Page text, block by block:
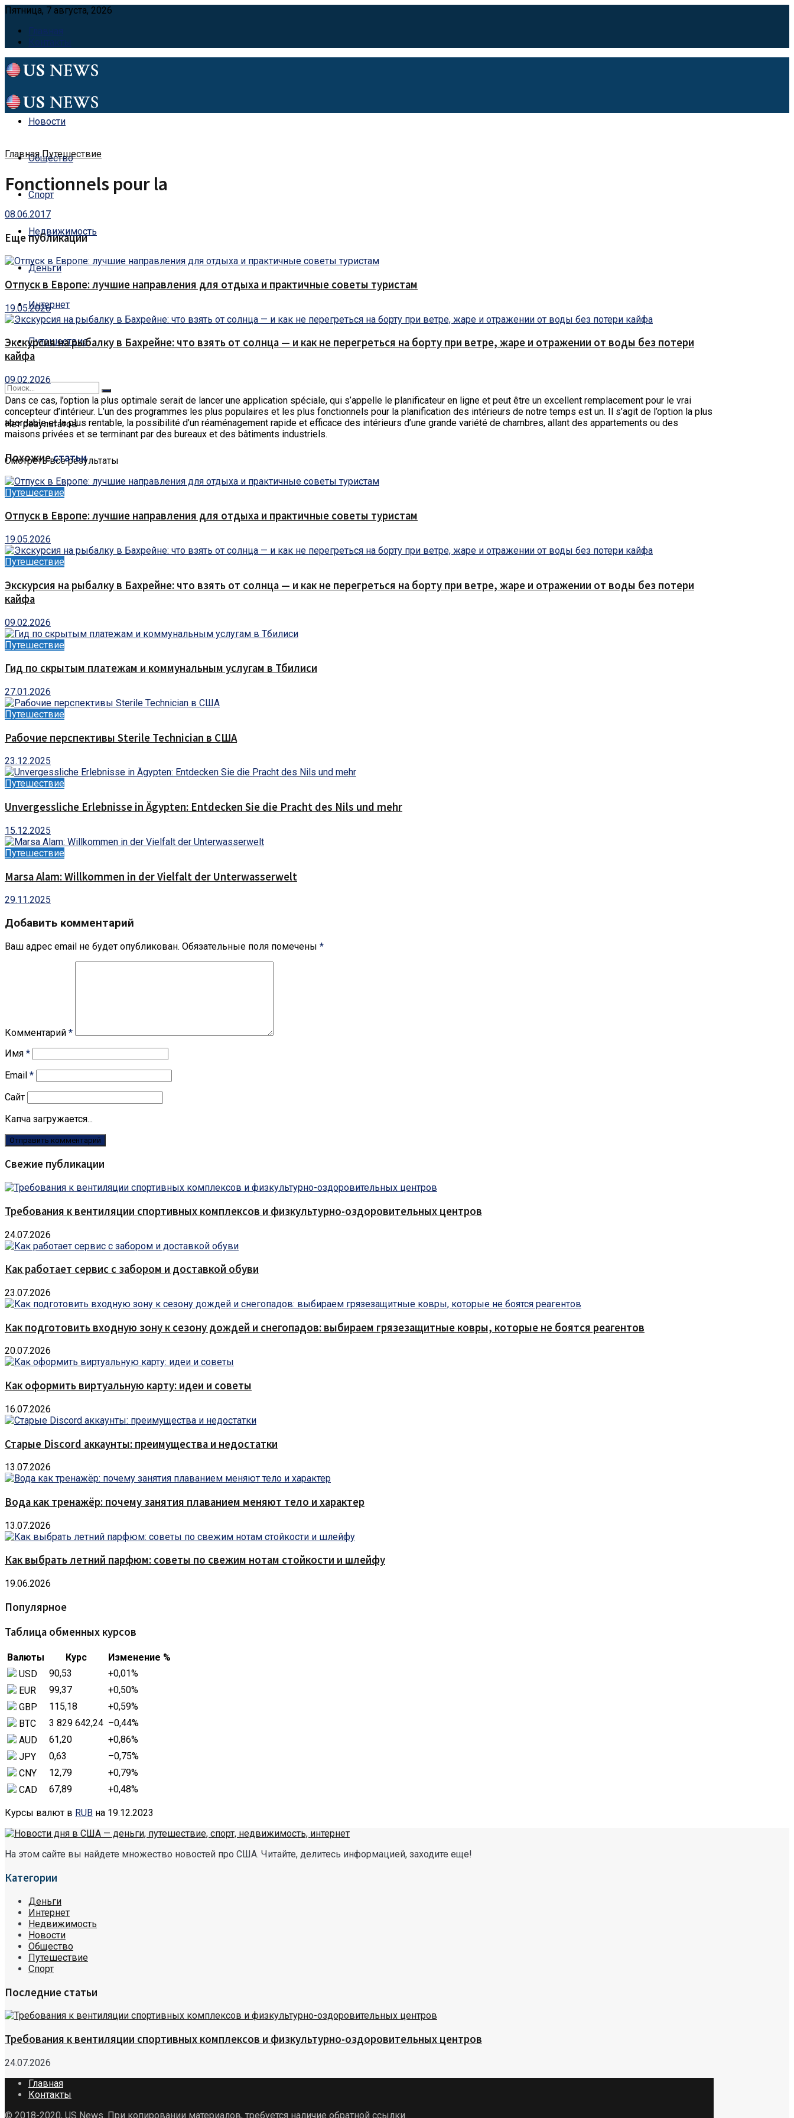
Пятница, 7 августа, 2026
Главная
Контакты
Новости
Общество
Спорт
Недвижимость
Деньги
Интернет
Путешествие
Нет результатов
Смотреть все результаты
Главная Путешествие
Fonctionnels pour la
08.06.2017
Еще публикации
Отпуск в Европе: лучшие направления для отдыха и практичные советы туристам
19.05.2026
Экскурсия на рыбалку в Бахрейне: что взять от солнца — и как не перегреться на борту при ветре, жаре и отражении от воды без потери
кайфа
09.02.2026
Dans ce cas, l’option la plus optimale serait de lancer une application spéciale, qui s’appelle le planificateur en ligne et peut être un excellent remplacement pour le vrai
concepteur d’intérieur. L’un des programmes les plus populaires et les plus fonctionnels pour la planification des intérieurs de notre temps est un. Il s’agit de l’option la plus
abordable et la plus rentable, la possibilité d’un réaménagement rapide et efficace des intérieurs d’une grande variété de chambres, allant des appartements ou des
maisons privées et se terminant par des bureaux et des bâtiments industriels.
Похожиестатьи
Путешествие
Отпуск в Европе: лучшие направления для отдыха и практичные советы туристам
19.05.2026
Путешествие
Экскурсия на рыбалку в Бахрейне: что взять от солнца — и как не перегреться на борту при ветре, жаре и отражении от воды без потери
кайфа
09.02.2026
Путешествие
Гид по скрытым платежам и коммунальным услугам в Тбилиси
27.01.2026
Путешествие
Рабочие перспективы Sterile Technician в США
23.12.2025
Путешествие
Unvergessliche Erlebnisse in Ägypten: Entdecken Sie die Pracht des Nils und mehr
15.12.2025
Путешествие
Marsa Alam: Willkommen in der Vielfalt der Unterwasserwelt
29.11.2025
Добавить комментарий
Ваш адрес email не будет опубликован. Обязательные поля помечены *
Комментарий *
Имя *
Email *
Сайт
Капча загружается...
Свежие публикации
Требования к вентиляции спортивных комплексов и физкультурно-оздоровительных центров
24.07.2026
Как работает сервис с забором и доставкой обуви
23.07.2026
Как подготовить входную зону к сезону дождей и снегопадов: выбираем грязезащитные ковры, которые не боятся реагентов
20.07.2026
Как оформить виртуальную карту: идеи и советы
16.07.2026
Старые Discord аккаунты: преимущества и недостатки
13.07.2026
Вода как тренажёр: почему занятия плаванием меняют тело и характер
13.07.2026
Как выбрать летний парфюм: советы по свежим нотам стойкости и шлейфу
19.06.2026
Популярное
Таблица обменных курсов
Валюты Курс
Изменение %
USD
90,53 +0,01%
EUR
99,37 +0,50%
GBP
115,18 +0,59%
BTC
3 829 642,24 –0,44%
AUD
61,20 +0,86%
JPY
0,63 –0,75%
CNY
12,79 +0,79%
CAD
67,89 +0,48%
Курсы валют в RUB на 19.12.2023
На этом сайте вы найдете множество новостей про США. Читайте, делитесь информацией, заходите еще!
Категории
Деньги
Интернет
Недвижимость
Новости
Общество
Путешествие
Спорт
Последние статьи
Требования к вентиляции спортивных комплексов и физкультурно-оздоровительных центров
24.07.2026
Главная
Контакты
© 2018-2020, US News. При копировании материалов, требуется наличие обратной ссылки.